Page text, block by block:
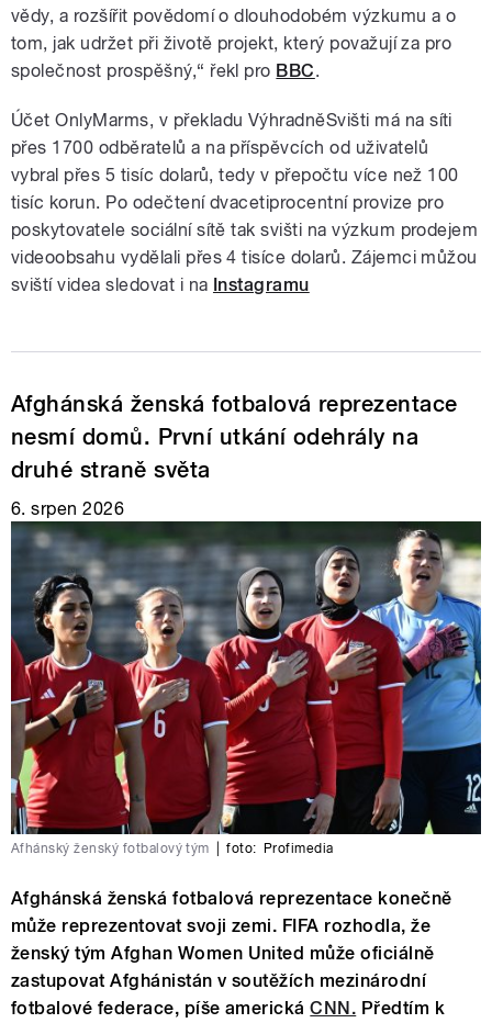
vědy, a rozšířit povědomí o dlouhodobém výzkumu a o
tom, jak udržet při životě projekt, který považují za pro
společnost prospěšný,“ řekl pro BBC.
Účet OnlyMarms, v překladu VýhradněSvišti má na síti
přes 1700 odběratelů a na příspěvcích od uživatelů
vybral přes 5 tisíc dolarů, tedy v přepočtu více než 100
tisíc korun. Po odečtení dvacetiprocentní provize pro
poskytovatele sociální sítě tak svišti na výzkum prodejem
videoobsahu vydělali přes 4 tisíce dolarů. Zájemci můžou
sviští videa sledovat i na Instagramu
Afghánská ženská fotbalová reprezentace
nesmí domů. První utkání odehrály na
druhé straně světa
6. srpen 2026
Afhánský ženský fotbalový tým foto: Profimedia
Afghánská ženská fotbalová reprezentace konečně
může reprezentovat svoji zemi. FIFA rozhodla, že
ženský tým Afghan Women United může oficiálně
zastupovat Afghánistán v soutěžích mezinárodní
fotbalové federace, píše americkáCNN. Předtím k